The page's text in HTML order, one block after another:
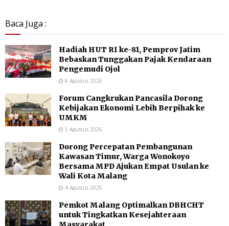
Baca Juga :
Hadiah HUT RI ke-81, Pemprov Jatim
Bebaskan Tunggakan Pajak Kendaraan
Pengemudi Ojol
6 Agustus 2026
Forum Cangkrukan Pancasila Dorong
Kebijakan Ekonomi Lebih Berpihak ke
UMKM
5 Agustus 2026
Dorong Percepatan Pembangunan
Kawasan Timur, Warga Wonokoyo
Bersama MPD Ajukan Empat Usulan ke
Wali Kota Malang
4 Agustus 2026
Pemkot Malang Optimalkan DBHCHT
untuk Tingkatkan Kesejahteraan